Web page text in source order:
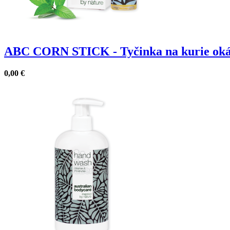
ABC CORN STICK - Tyčinka na kurie
0,00 €